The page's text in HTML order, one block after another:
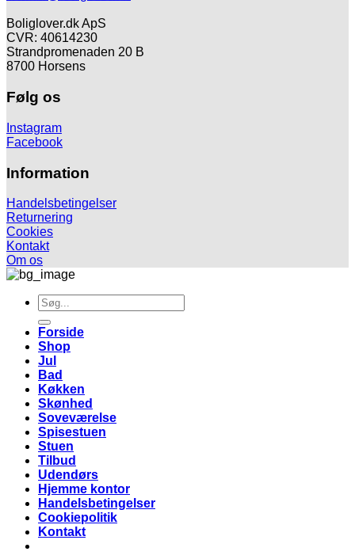
Boliglover.dk ApS
CVR: 40614230
Strandpromenaden 20 B
8700 Horsens
Følg os
Instagram
Facebook
Information
Handelsbetingelser
Returnering
Cookies
Kontakt
Om os
Søg
efter:
Forside
Shop
Jul
Bad
Køkken
Skønhed
Soveværelse
Spisestuen
Stuen
Tilbud
Udendørs
Hjemme kontor
Handelsbetingelser
Cookiepolitik
Kontakt